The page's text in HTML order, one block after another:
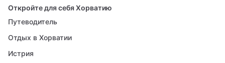
Откройте для себя Хорватию
Путеводитель
Отдых в Хорватии
Истрия